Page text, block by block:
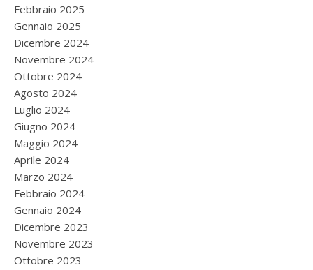
Febbraio 2025
Gennaio 2025
Dicembre 2024
Novembre 2024
Ottobre 2024
Agosto 2024
Luglio 2024
Giugno 2024
Maggio 2024
Aprile 2024
Marzo 2024
Febbraio 2024
Gennaio 2024
Dicembre 2023
Novembre 2023
Ottobre 2023